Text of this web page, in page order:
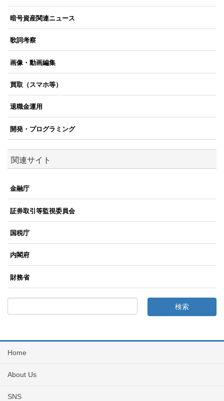
暗号資産関連ニュース
歌詞考察
画像・動画編集
買取（スマホ等）
退職金運用
開発・プログラミング
関連サイト
金融庁
証券取引等監視委員会
国税庁
内閣府
財務省
Home
About Us
SNS